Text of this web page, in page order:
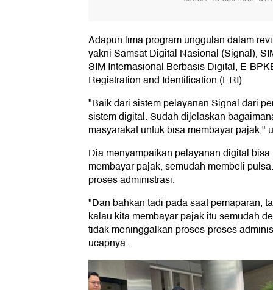
Adapun lima program unggulan dalam
yakni Samsat Digital Nasional (Signal),
SIM Internasional Berbasis Digital, E-
Registration and Identification (ERI).
"Baik dari sistem pelayanan Signal dari
sistem digital. Sudah dijelaskan
masyarakat untuk bisa membayar pajak,"
Dia menyampaikan pelayanan digital
membayar pajak, semudah membeli
proses administrasi.
"Dan bahkan tadi pada saat pemaparan,
kalau kita membayar pajak itu semudah
tidak meninggalkan proses-proses
ucapnya.